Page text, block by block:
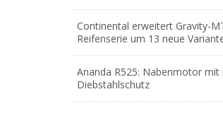
Continental erweitert Gravity-
Reifenserie um 13 neue
Ananda R525: Nabenmotor
Diebstahlschutz